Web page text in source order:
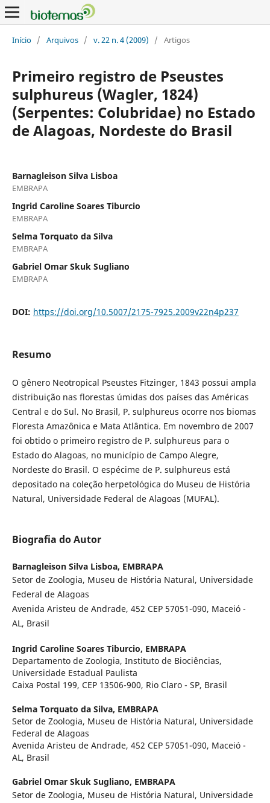
Início / Arquivos / v. 22 n. 4 (2009) / Artigos
Primeiro registro de Pseustes
sulphureus (Wagler, 1824)
(Serpentes: Colubridae) no Estado
de Alagoas, Nordeste do Brasil
Barnagleison Silva Lisboa
EMBRAPA
Ingrid Caroline Soares Tiburcio
EMBRAPA
Selma Torquato da Silva
EMBRAPA
Gabriel Omar Skuk Sugliano
EMBRAPA
DOI: https://doi.org/10.5007/2175-7925.2009v22n4p237
Resumo
O gênero Neotropical Pseustes Fitzinger, 1843 possui ampla
distribuição nas florestas úmidas dos países das Américas
Central e do Sul. No Brasil, P. sulphureus ocorre nos biomas
Floresta Amazônica e Mata Atlântica. Em novembro de 2007
foi obtido o primeiro registro de P. sulphureus para o
Estado do Alagoas, no município de Campo Alegre,
Nordeste do Brasil. O espécime de P. sulphureus está
depositado na coleção herpetológica do Museu de História
Natural, Universidade Federal de Alagoas (MUFAL).
Biografia do Autor
Barnagleison Silva Lisboa, EMBRAPA
Setor de Zoologia, Museu de História Natural, Universidade
Federal de Alagoas
Avenida Aristeu de Andrade, 452 CEP 57051-090, Maceió -
AL, Brasil
Ingrid Caroline Soares Tiburcio, EMBRAPA
Departamento de Zoologia, Instituto de Biociências,
Universidade Estadual Paulista
Caixa Postal 199, CEP 13506-900, Rio Claro - SP, Brasil
Selma Torquato da Silva, EMBRAPA
Setor de Zoologia, Museu de História Natural, Universidade
Federal de Alagoas
Avenida Aristeu de Andrade, 452 CEP 57051-090, Maceió -
AL, Brasil
Gabriel Omar Skuk Sugliano, EMBRAPA
Setor de Zoologia, Museu de História Natural, Universidade